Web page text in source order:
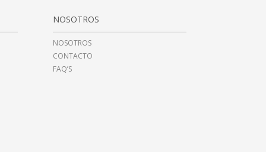
NOSOTROS
NOSOTROS
CONTACTO
FAQ’S